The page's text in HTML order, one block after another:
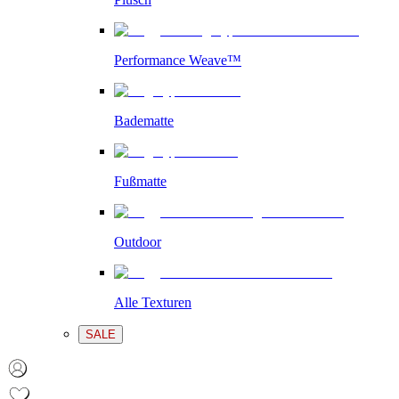
Performance Weave™
Badematte
Fußmatte
Outdoor
Alle Texturen
SALE